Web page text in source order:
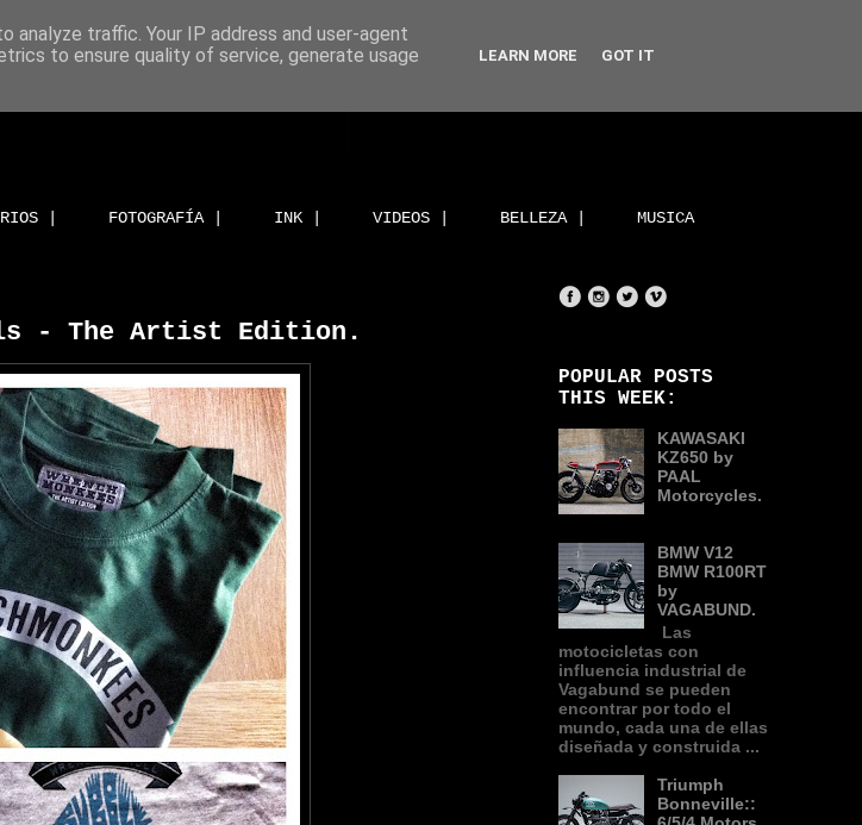
| FOTOGRAFÍA | INK | VIDEOS | BELLEZA | MUSICA
- The Artist Edition.
POPULAR POSTS
THIS WEEK:
KAWASAKI
KZ650 by
PAAL
Motorcycles.
BMW V12
BMW R100RT
by
VAGABUND.
Las
motocicletas con
influencia industrial de
Vagabund se pueden
encontrar por todo el
mundo, cada una de ellas
diseñada y construida ...
Triumph
Bonneville::
traffic. Your IP address and user-agent
to ensure quality of service, generate usage
LEARN MORE GOT IT